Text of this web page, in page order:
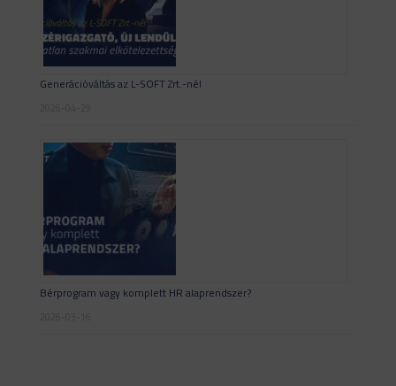
Generációváltás az L-SOFT Zrt.-nél
Bérprogram vagy komplett HR alaprendszer?